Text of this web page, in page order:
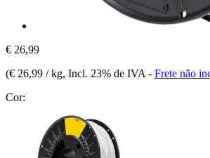
€ 26,99
(€ 26,99 / kg, Incl. 23% de IVA - Frete não
Cor: